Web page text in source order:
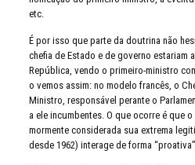
etc.
É por isso que parte da doutrina não
chefia de Estado e de governo estariam
República, vendo o primeiro-ministro
o vemos assim: no modelo francês, o
Ministro, responsável perante o
a ele incumbentes. O que ocorre é que
mormente considerada sua extrema
desde 1962) interage de forma